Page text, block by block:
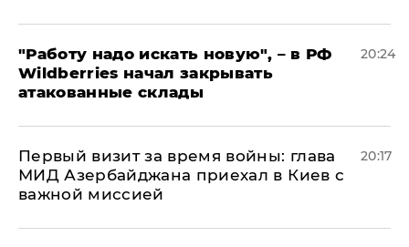
"Работу надо искать новую", – в РФ
Wildberries начал закрывать
атакованные склады
20:24
Первый визит за время войны: глава
МИД Азербайджана приехал в Киев с
важной миссией
20:17